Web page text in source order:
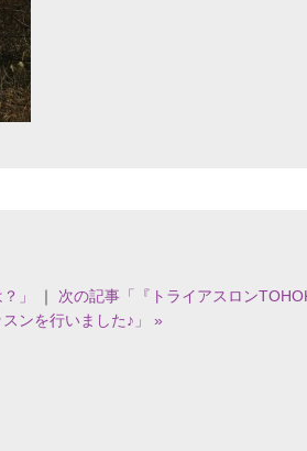
」 ｜ 次の記事「『トライアスロン
スンを行いました♪」 »